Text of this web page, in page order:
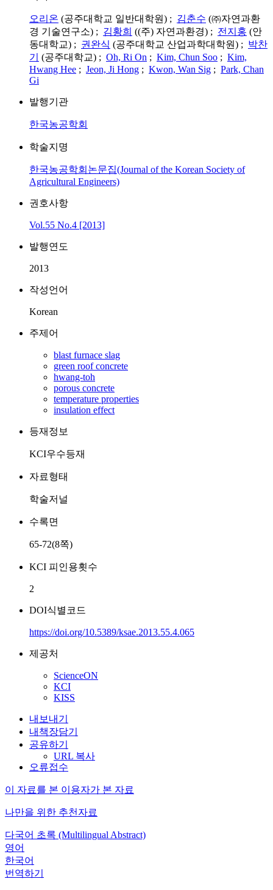
오리온 (공주대학교 일반대학원) ; 김춘수 (㈜자연과환
경 기술연구소) ; 김황희 ((주) 자연과환경) ; 전지홍 (안
동대학교) ; 권완식 (공주대학교 산업과학대학원) ; 박찬
기
(공주대학교) ; Oh, Ri On ; Kim, Chun Soo ; Kim,
Hwang Hee ; Jeon, Ji Hong ; Kwon, Wan Sig ; Park, Chan
Gi
발행기관
한국농공학회
학술지명
한국농공학회논문집(Journal of the Korean Society of
Agricultural Engineers)
권호사항
Vol.55 No.4 [2013]
발행연도
2013
작성언어
Korean
주제어
blast furnace slag
green roof concrete
hwang-toh
porous concrete
temperature properties
insulation effect
등재정보
KCI우수등재
자료형태
학술저널
수록면
65-72(8쪽)
KCI 피인용횟수
2
DOI식별코드
https://doi.org/10.5389/ksae.2013.55.4.065
제공처
ScienceON
KCI
KISS
내보내기
내책장담기
공유하기
URL 복사
오류접수
이 자료를 본 이용자가 본 자료
나만을 위한 추천자료
다국어 초록 (Multilingual Abstract)
영어
한국어
번역하기